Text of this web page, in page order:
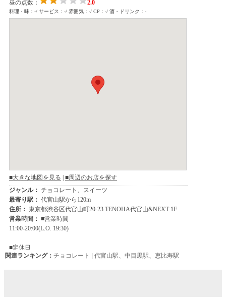
関連ランキング： チョコレート | 代官山駅 中目黒駅 恵比寿駅